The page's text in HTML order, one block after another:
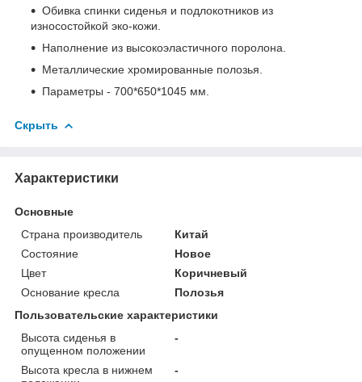
Обивка спинки сиденья и подлокотников из
износостойкой эко-кожи.
Наполнение из высокоэластичного поролона.
Металлические хромированные полозья.
Параметры - 700*650*1045 мм.
Скрыть
Характеристики
Основные
Страна производитель
Китай
Состояние
Новое
Цвет
Коричневый
Основание кресла
Полозья
Пользовательские характеристики
Высота сиденья в
опущенном положении
-
Высота кресла в нижнем
-